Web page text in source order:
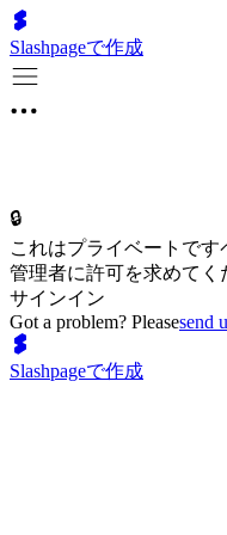
Slashpageで作成
🔒
これはプライベートです
管理者に許可を求めてく
サインイン
Got a problem? Pleasesend
Slashpageで作成